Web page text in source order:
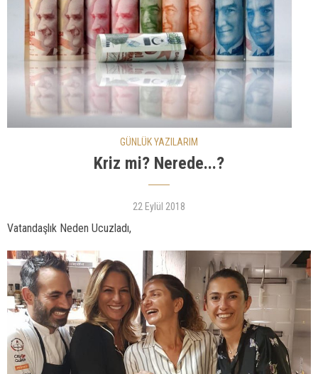
GÜNLÜK YAZILARIM
Kriz mi? Nerede...?
22 Eylül 2018
Vatandaşlık Neden Ucuzladı,